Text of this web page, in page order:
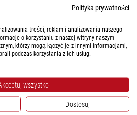
DANYCH OSOBISTYCH
Polityka prywatności
treści, reklam i analizowania naszego
o korzystaniu z naszej witryny naszym
którzy mogą łączyć je z innymi informacjami,
podczas korzystania z ich usług.
wszystko
Dostosuj